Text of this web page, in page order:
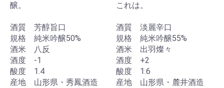
醸。
酒質 芳醇旨口
規格 純米吟醸50%
酒米 八反
酒度 -1
酸度 1.4
産地 山形県・秀鳳酒造
これは。
酒質 淡麗辛口
規格 純米吟醸55%
酒米 出羽燦々
酒度 +2
酸度 1.6
産地 山形県・麓井酒造